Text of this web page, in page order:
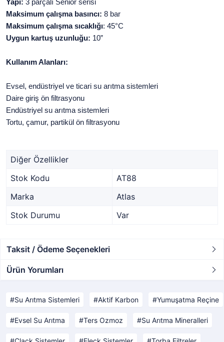
Yapı: 3 parçalı Senior serisi
Maksimum çalışma basıncı: 8 bar
Maksimum çalışma sıcaklığı: 45°C
Uygun kartuş uzunluğu: 10”
Kullanım Alanları:
Evsel, endüstriyel ve ticari su arıtma sistemleri
Daire giriş ön filtrasyonu
Endüstriyel su arıtma sistemleri
Tortu, çamur, partikül ön filtrasyonu
Diğer Özellikler
Stok Kodu
AT88
Marka
Atlas
Stok Durumu
Var
Taksit / Ödeme Seçenekleri
Ürün Yorumları
Su Arıtma Sistemleri Aktif Karbon Yumuşatma Reçine
Evsel Su Arıtma Ters Ozmoz Su Arıtma Mineralleri